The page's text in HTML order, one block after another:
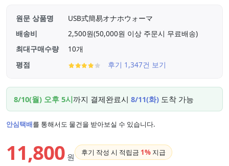
원문 상품명
USB式簡易オナホウォーマ
배송비
2,500원(50,000원 이상 주문시 무료배송)
최대구매수량
10개
평점
후기 1,347건 보기
8/10(월) 오후 5시까지 결제완료시 8/11(화) 도착 가능
안심택배를 통해서도 물건을 받아보실 수 있습니다.
11,800 원 후기 작성 시 적립금 1% 지급